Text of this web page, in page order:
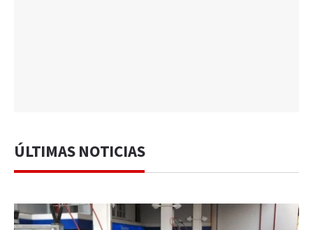
ÚLTIMAS NOTICIAS